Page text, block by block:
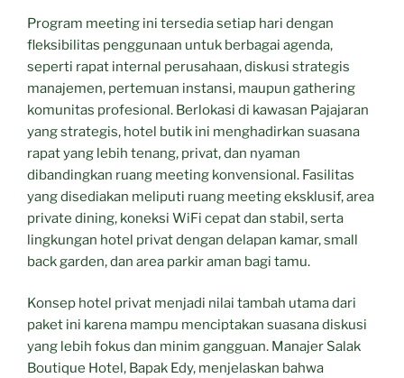
Program meeting ini tersedia setiap hari dengan
fleksibilitas penggunaan untuk berbagai agenda,
seperti rapat internal perusahaan, diskusi strategis
manajemen, pertemuan instansi, maupun gathering
komunitas profesional. Berlokasi di kawasan Pajajaran
yang strategis, hotel butik ini menghadirkan suasana
rapat yang lebih tenang, privat, dan nyaman
dibandingkan ruang meeting konvensional. Fasilitas
yang disediakan meliputi ruang meeting eksklusif, area
private dining, koneksi WiFi cepat dan stabil, serta
lingkungan hotel privat dengan delapan kamar, small
back garden, dan area parkir aman bagi tamu.
Konsep hotel privat menjadi nilai tambah utama dari
paket ini karena mampu menciptakan suasana diskusi
yang lebih fokus dan minim gangguan. Manajer Salak
Boutique Hotel, Bapak Edy, menjelaskan bahwa